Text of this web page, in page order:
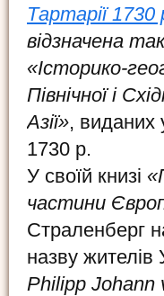
Тартарії 1730
відзначена
«Історико-
Північної і
Азії», виданих
1730 р.
У своїй книзі
частини
Страленберг
назву жителів
Philipp Johann